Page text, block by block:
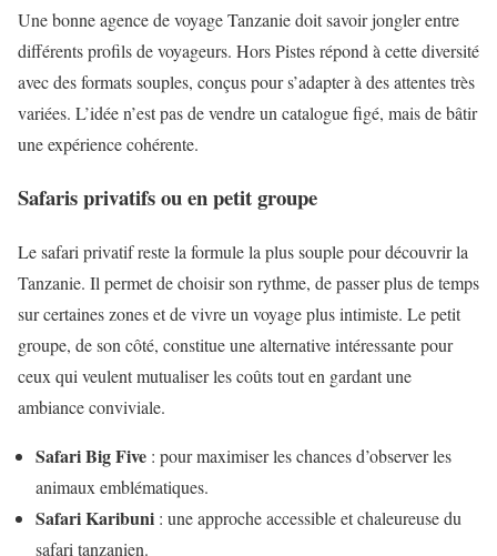
Une bonne agence de voyage Tanzanie doit savoir jongler entre
différents profils de voyageurs. Hors Pistes répond à cette diversité
avec des formats souples, conçus pour s’adapter à des attentes très
variées. L’idée n’est pas de vendre un catalogue figé, mais de bâtir
une expérience cohérente.
Safaris privatifs ou en petit groupe
Le safari privatif reste la formule la plus souple pour découvrir la
Tanzanie. Il permet de choisir son rythme, de passer plus de temps
sur certaines zones et de vivre un voyage plus intimiste. Le petit
groupe, de son côté, constitue une alternative intéressante pour
ceux qui veulent mutualiser les coûts tout en gardant une
ambiance conviviale.
Safari Big Five : pour maximiser les chances d’observer les
animaux emblématiques.
Safari Karibuni : une approche accessible et chaleureuse du
safari tanzanien.